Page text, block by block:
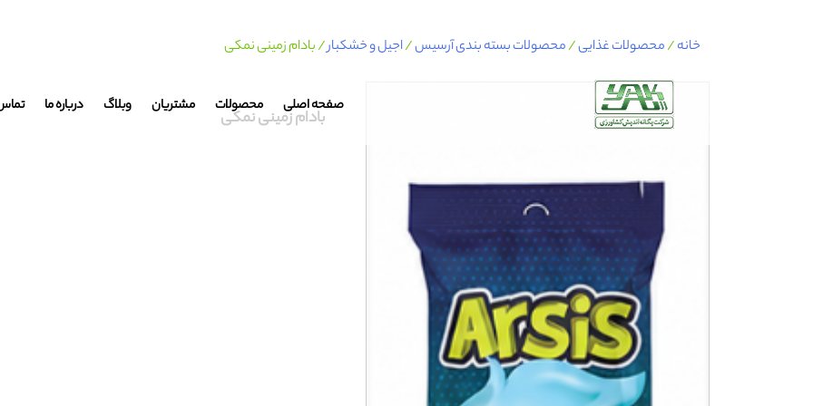
صفحه اصلی محصولات مشتریان وبلاگ درباره ما
خانه/محصولات غذایی/محصولات بسته بندی آرسیس/اجیل و خشکبار/ بادام زمینی نمکی
بادام زمینی نمکی